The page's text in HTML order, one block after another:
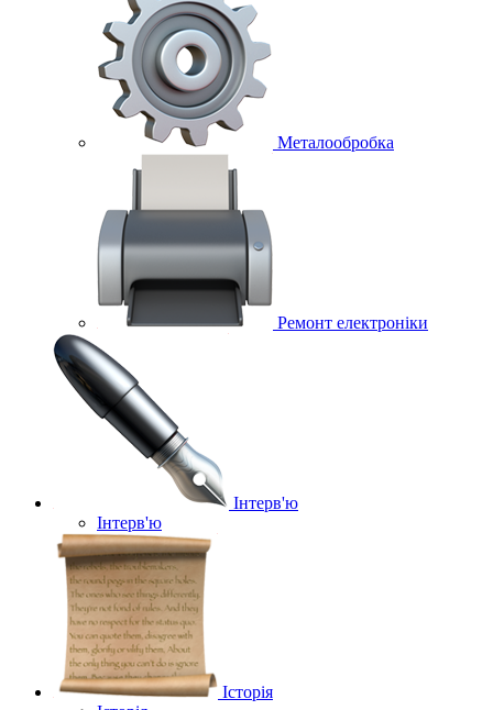
Металообробка
Ремонт електроніки
Інтерв'ю
Інтерв'ю
Історія